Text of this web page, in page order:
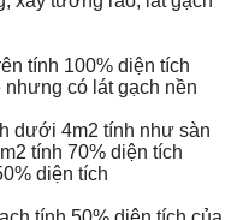
tính 100% diện tích
có lát gạch nền
dưới 4m2 tính như sàn
tính 70% diện tích
diện tích